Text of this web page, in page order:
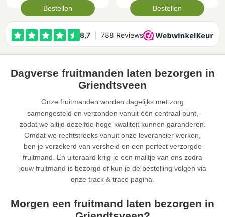
Bestellen Bestellen
Dagverse fruitmanden laten bezorgen in
Griendtsveen
Onze fruitmanden worden dagelijks met zorg
samengesteld en verzonden vanuit één centraal punt,
zodat we altijd dezelfde hoge kwaliteit kunnen garanderen.
Omdat we rechtstreeks vanuit onze leverancier werken,
ben je verzekerd van versheid en een perfect verzorgde
fruitmand. En uiteraard krijg je een mailtje van ons zodra
jouw fruitmand is bezorgd of kun je de bestelling volgen via
onze track & trace pagina.
Morgen een fruitmand laten bezorgen in